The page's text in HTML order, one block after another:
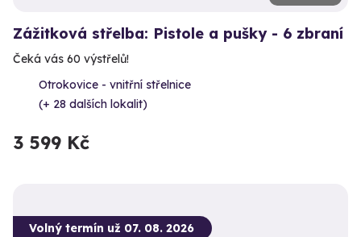
Zážitková střelba: Pistole a pušky - 6 zbraní
Čeká vás 60 výstřelů!
Otrokovice - vnitřní střelnice
(+ 28 dalších lokalit)
3 599 Kč
Volný termín už 07. 08. 2026